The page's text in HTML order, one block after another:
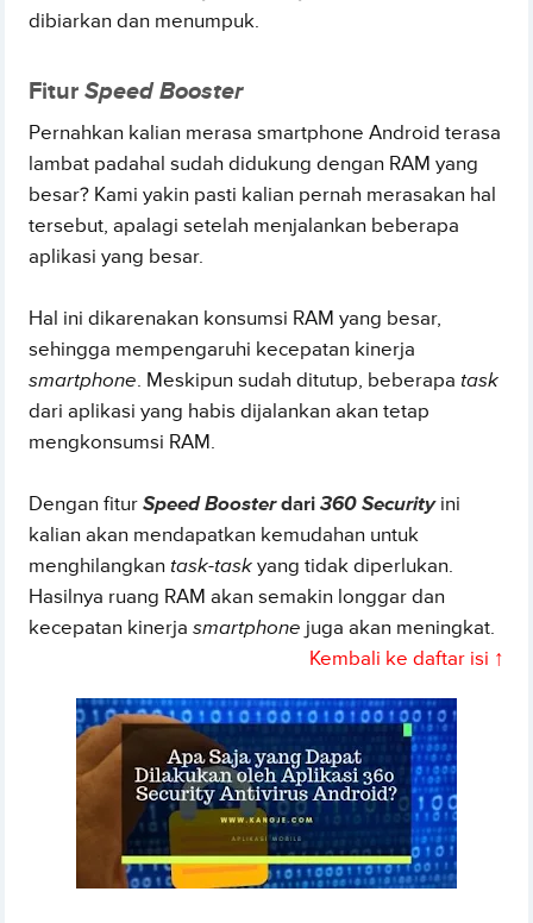
dibiarkan dan menumpuk.
FiturSpeed Booster
Pernahkan kalian merasa smartphone Android terasa
lambat padahal sudah didukung dengan RAM yang
besar? Kami yakin pasti kalian pernah merasakan hal
tersebut, apalagi setelah menjalankan beberapa
aplikasi yang besar.
Hal ini dikarenakan konsumsi RAM yang besar,
sehingga mempengaruhi kecepatan kinerja
smartphone. Meskipun sudah ditutup, beberapa task
dari aplikasi yang habis dijalankan akan tetap
mengkonsumsi RAM.
Dengan fiturSpeed Boosterdari360 Securityini
kalian akan mendapatkan kemudahan untuk
menghilangkan task-task yang tidak diperlukan.
Hasilnya ruang RAM akan semakin longgar dan
kecepatan kinerjasmartphone juga akan meningkat.
Kembali ke daftar isi ↑